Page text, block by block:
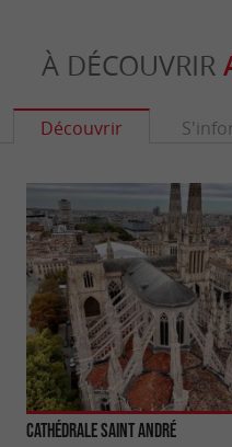
À DÉCOUVRIR
Découvrir
Cathédrale Saint André